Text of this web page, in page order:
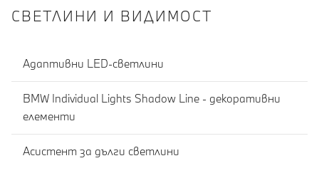
СВЕТЛИНИ И ВИДИМОСТ
Адаптивни LED-светлини
BMW Individual Lights Shadow Line - декоративни
елементи
Асистент за дълги светлини